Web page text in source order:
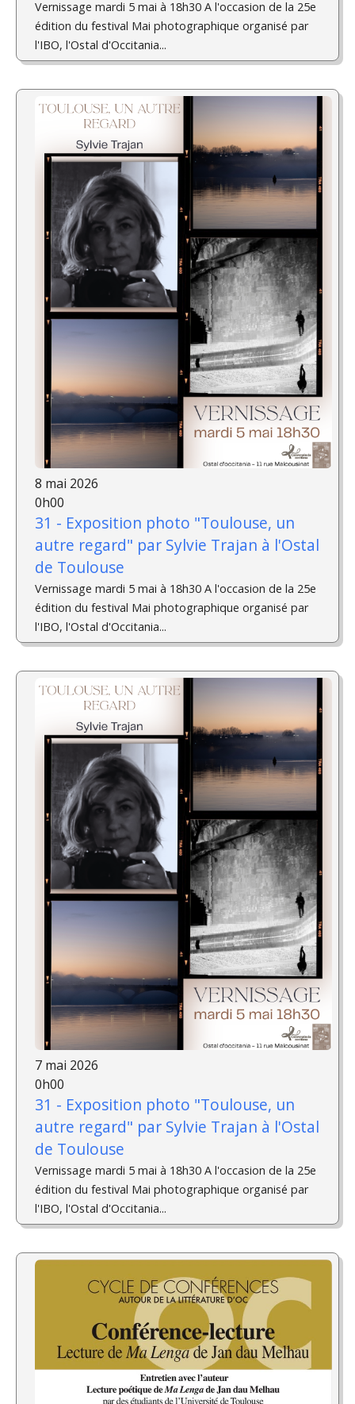
Vernissage mardi 5 mai à 18h30 A l'occasion de la 25e
édition du festival Mai photographique organisé par
l'IBO, l'Ostal d'Occitania...
8 mai 2026
0h00
31 - Exposition photo "Toulouse, un
autre regard" par Sylvie Trajan à l'Ostal
de Toulouse
Vernissage mardi 5 mai à 18h30 A l'occasion de la 25e
édition du festival Mai photographique organisé par
l'IBO, l'Ostal d'Occitania...
7 mai 2026
0h00
31 - Exposition photo "Toulouse, un
autre regard" par Sylvie Trajan à l'Ostal
de Toulouse
Vernissage mardi 5 mai à 18h30 A l'occasion de la 25e
édition du festival Mai photographique organisé par
l'IBO, l'Ostal d'Occitania...